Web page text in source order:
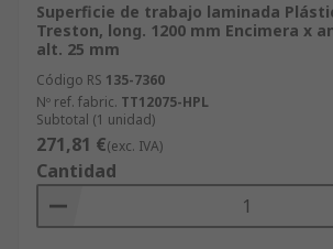
Superficie de trabajo laminada
Treston, long. 1200 mm Encimera x
alt. 25 mm
Código RS 135-7360
Nº ref. fabric. TT12075-HPL
Subtotal (1 unidad)
271,81 €(exc. IVA)
Cantidad